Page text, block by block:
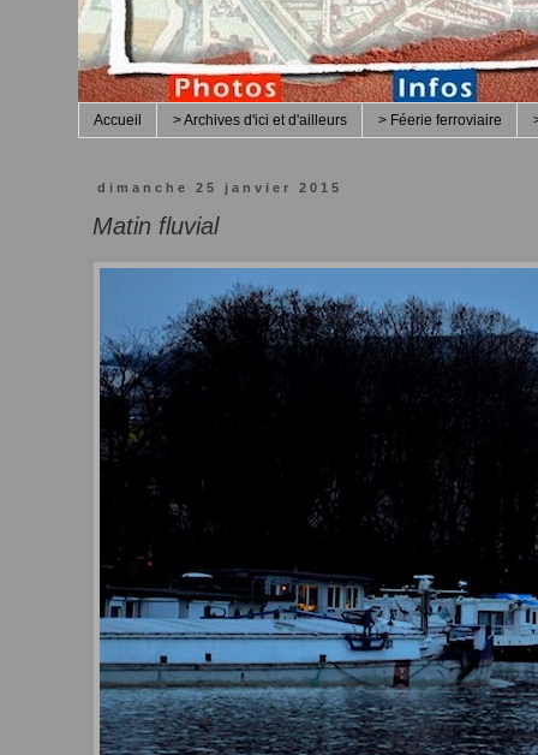
Accueil > Archives d'ici et d'ailleurs > Féerie ferroviaire
dimanche 25 janvier 2015
Matin fluvial